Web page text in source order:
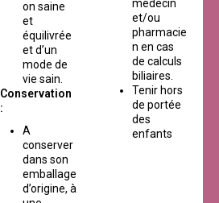
on saine
et
équilivrée
et d’un
mode de
vie sain.
Conservation
:
A
conserver
dans son
emballage
d’origine, à
médecin
et/ou
pharmacie
n en cas
de calculs
biliaires.
Tenir hors
de portée
des
enfants